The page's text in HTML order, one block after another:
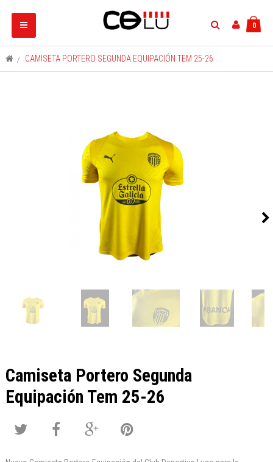
Navegación
Toggle
0
> CAMISETA PORTERO SEGUNDA EQUIPACIÓN TEM 25-26
Camiseta Portero Segunda
Equipación Tem 25-26